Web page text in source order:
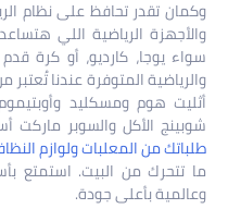
وكمان تقدر تحافظ على نظام
والأجهزة الرياضية اللي
سواء يوجا، كارديو، أو كرة
والرياضية المتوفرة عندنا تُعتبر
أثليت هوم ومسكليد
شوبينج الأكل والسوبر
طلباتك من المعلبات ولوازم
ما تتحرك من البيت. استمتع
وعالمية بأعلى جودة.